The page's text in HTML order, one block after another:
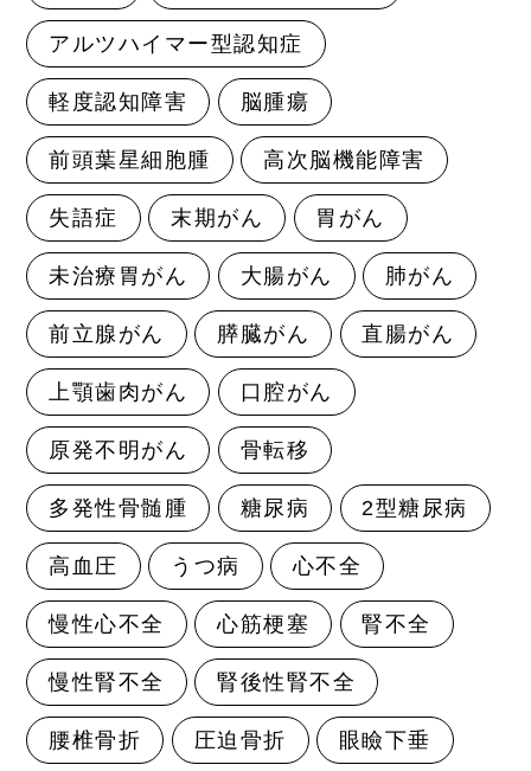
アルツハイマー型認知症
軽度認知障害 脳腫瘍
前頭葉星細胞腫 高次脳機能障害
失語症 末期がん 胃がん
未治療胃がん 大腸がん 肺がん
前立腺がん 膵臓がん 直腸がん
上顎歯肉がん 口腔がん
原発不明がん 骨転移
多発性骨髄腫 糖尿病 2型糖尿病
高血圧 うつ病 心不全
慢性心不全 心筋梗塞 腎不全
慢性腎不全 腎後性腎不全
腰椎骨折 圧迫骨折 眼瞼下垂